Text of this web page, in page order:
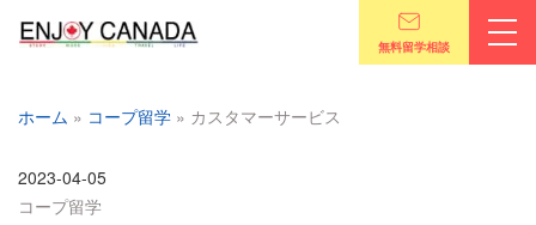
無料留学相談
ホーム » コープ留学 » カスタマーサービス
2023-04-05
コープ留学